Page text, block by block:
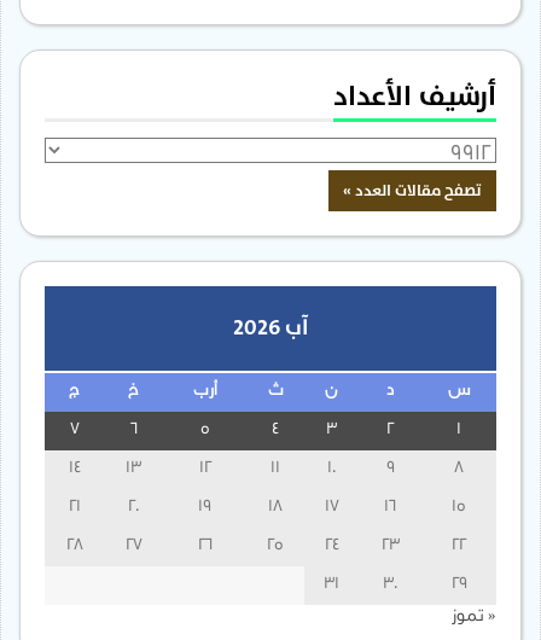
أرشيف الأعداد
آب 2026
س ن ث أرب خ ج
3
13
14
15
16
17
18
19
20
21
22
23
24
25
26
27
28
29
30
31
« تموز